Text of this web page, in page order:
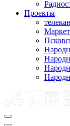
Проекты
Маркет